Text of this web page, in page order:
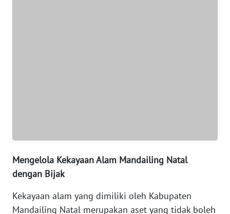
Mengelola Kekayaan Alam Mandailing Natal
dengan Bijak
Kekayaan alam yang dimiliki oleh Kabupaten
Mandailing Natal merupakan aset yang tidak boleh
WN
PAPUA
WN
PAPUA
BARAT